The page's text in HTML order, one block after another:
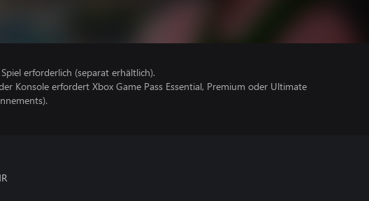
erforderlich (separat erhältlich).
Konsole erfordert Xbox Game Pass Essential, Premium oder Ultimate